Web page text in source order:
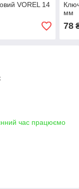
VOREL 14
мм
78
час працюємо